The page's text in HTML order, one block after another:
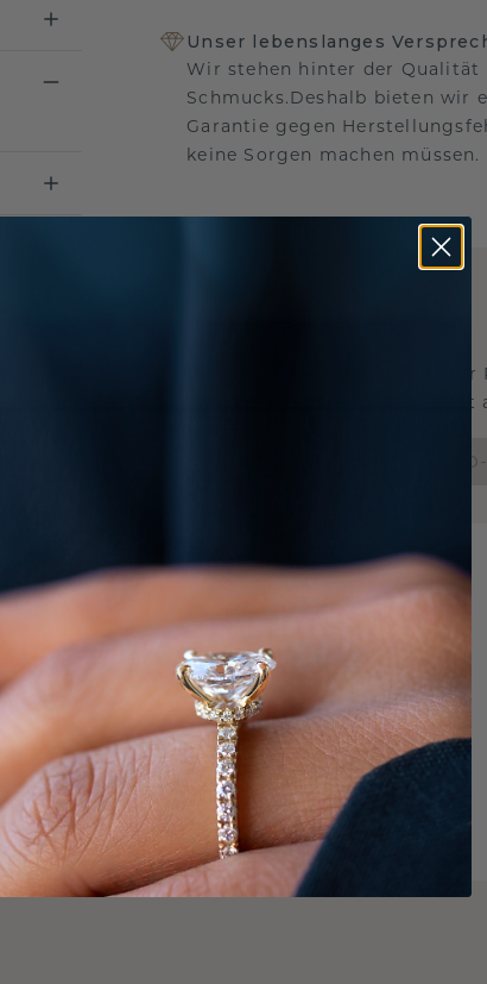
Unser lebenslanges
Wir stehen hinter der Qualität
Schmucks.Deshalb bieten wir
Garantie gegen
keine Sorgen machen müssen.
Wollen Sie wissen, wie dieser
würde und ob er passt? Jetzt